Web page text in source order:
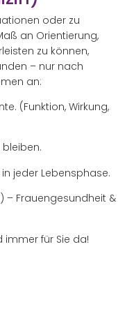
oder zu
an Orientierung,
zu können,
– nur nach
an:
(Funktion, Wirkung,
jeder Lebensphase.
– Frauengesundheit &
immer für Sie da!